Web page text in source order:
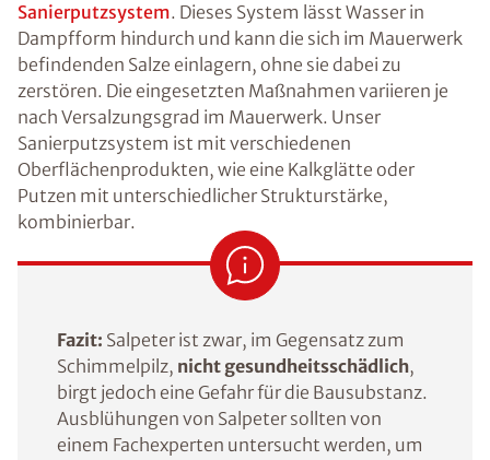
Sanierputzsystem. Dieses System lässt Wasser in
Dampfform hindurch und kann die sich im Mauerwerk
befindenden Salze einlagern, ohne sie dabei zu
zerstören. Die eingesetzten Maßnahmen variieren je
nach Versalzungsgrad im Mauerwerk. Unser
Sanierputzsystem ist mit verschiedenen
Oberflächenprodukten, wie eine Kalkglätte oder
Putzen mit unterschiedlicher Strukturstärke,
kombinierbar.
Fazit: Salpeter ist zwar, im Gegensatz zum
Schimmelpilz, nicht gesundheitsschädlich,
birgt jedoch eine Gefahr für die Bausubstanz.
Ausblühungen von Salpeter sollten von
einem Fachexperten untersucht werden, um